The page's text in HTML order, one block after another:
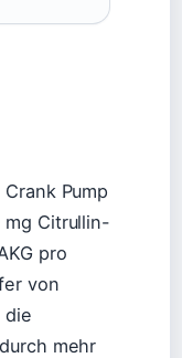
Pump
mg Citrullin-
pro
von
die
mehr